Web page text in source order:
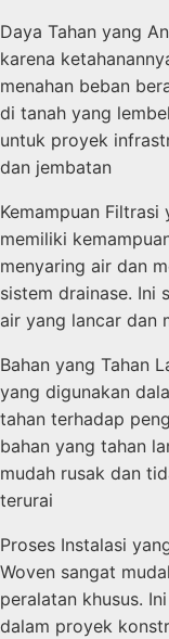
Daya Tahan yang
karena
menahan beban
di tanah yang
untuk proyek
dan jembatan
Kemampuan
memiliki
menyaring air dan
sistem drainase. Ini
air yang lancar dan
Bahan yang Tahan
yang digunakan
tahan terhadap
bahan yang tahan
mudah rusak dan
terurai
Proses Instalasi
Woven sangat
peralatan khusus.
dalam proyek